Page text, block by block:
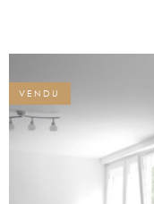
sensation
famille avec
recherchant le
puis, entre
agence, ce
chose : des
disponibles,
VENDU